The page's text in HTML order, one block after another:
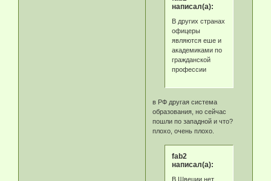
написал(а):
В других странах
офицеры
являются еше и
академиками по
гражданской
профессии
в РФ другая система
образования, но сейчас
пошли по западной и что?
плохо, очень плохо.
fab2
написал(а):
В Швеции нет